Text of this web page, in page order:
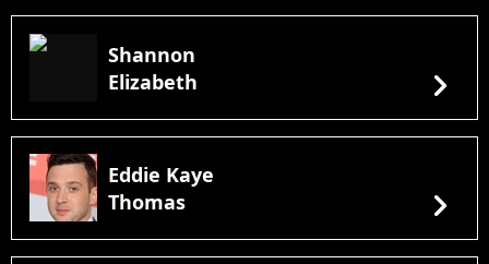
Shannon
Elizabeth
chevron_right
Eddie Kaye
Thomas
chevron_right